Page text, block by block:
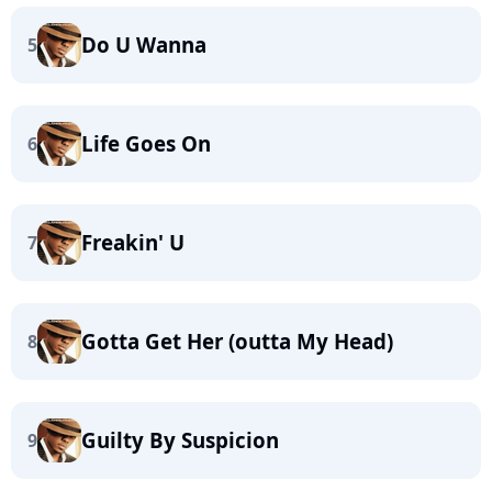
5 Do U Wanna
6 Life Goes On
7 Freakin' U
8 Gotta Get Her (outta My Head)
9 Guilty By Suspicion